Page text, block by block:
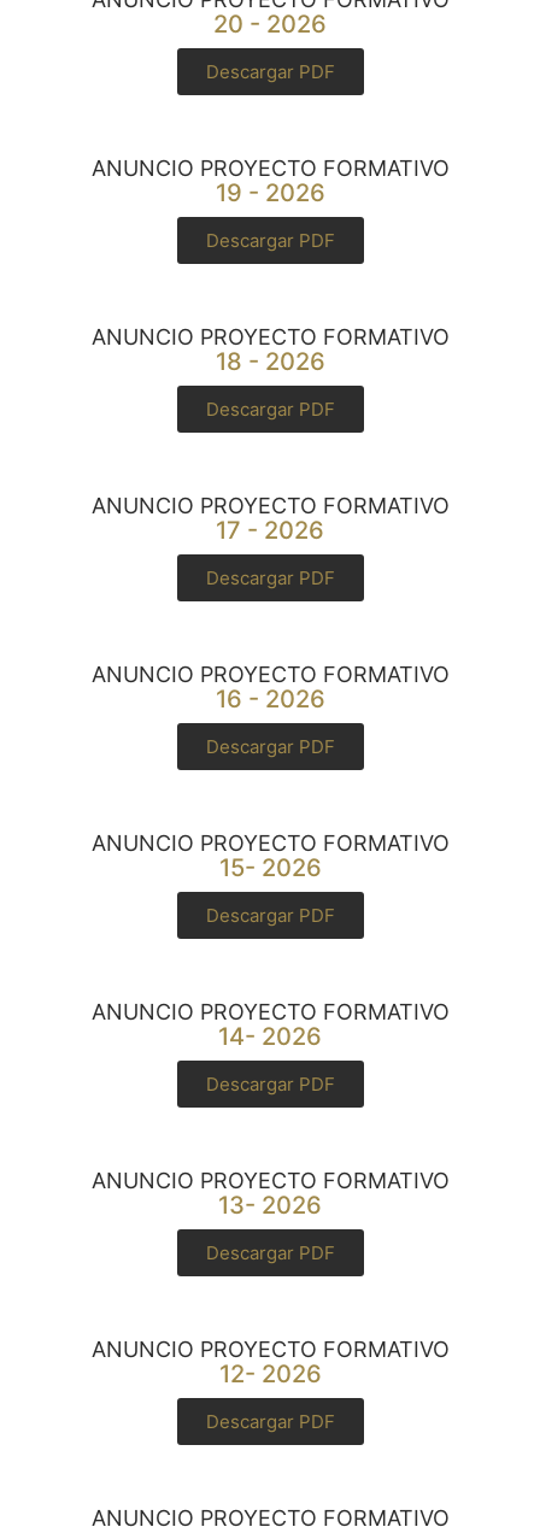
20 - 2026
Descargar PDF
ANUNCIO PROYECTO FORMATIVO
19 - 2026
Descargar PDF
ANUNCIO PROYECTO FORMATIVO
18 - 2026
Descargar PDF
ANUNCIO PROYECTO FORMATIVO
17 - 2026
Descargar PDF
ANUNCIO PROYECTO FORMATIVO
16 - 2026
Descargar PDF
ANUNCIO PROYECTO FORMATIVO
15- 2026
Descargar PDF
ANUNCIO PROYECTO FORMATIVO
14- 2026
Descargar PDF
ANUNCIO PROYECTO FORMATIVO
13- 2026
Descargar PDF
ANUNCIO PROYECTO FORMATIVO
12- 2026
Descargar PDF
ANUNCIO PROYECTO FORMATIVO